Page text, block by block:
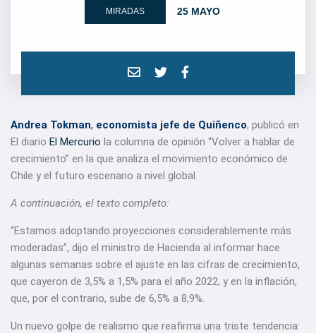
MIRADAS 25 MAYO
Andrea Tokman, economista jefe de Quiñenco, publicó en
El diario El Mercurio la columna de opinión “Volver a hablar de
crecimiento” en la que analiza el movimiento económico de
Chile y el futuro escenario a nivel global.
A continuación, el texto completo:
­“Estamos adoptando proyecciones considerablemente más
moderadas”, dijo el ministro de Hacienda al informar hace
algunas semanas sobre el ajuste en las cifras de crecimiento,
que cayeron de 3,5% a 1,5% para el año 2022, y en la inflación,
que, por el contrario, sube de 6,5% a 8,9%.
Un nuevo golpe de realismo que reafirma una triste tendencia: